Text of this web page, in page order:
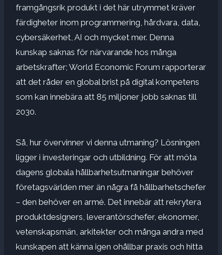
framgångsrik produkt i det här utrymmet kräver
färdigheter inom programmering, hårdvara, data,
cybersäkerhet, AI och mycket mer. Denna
kunskap saknas för närvarande hos många
arbetskrafter; World Economic Forum rapporterar
att det råder en global brist på digital kompetens
som kan innebära att 85 miljoner jobb saknas till
2030.
Så, hur övervinner vi denna utmaning? Lösningen
ligger i investeringar och utbildning. För att möta
dagens globala hållbarhetsutmaningar behöver
företagsvärlden mer än några få hållbarhetschefer
– den behöver en armé. Det innebär att rekrytera
produktdesigners, leverantörschefer, ekonomer,
vetenskapsmän, arkitekter och många andra med
kunskapen att känna igen ohållbar praxis och hitta